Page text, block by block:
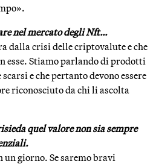
nel mercato degli Nft…
dalla crisi delle criptovalute e che
esse. Stiamo parlando di prodotti
e che pertanto devono essere
riconosciuto da chi li ascolta
quel valore non sia sempre
un giorno. Se saremo bravi